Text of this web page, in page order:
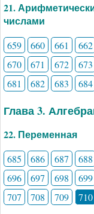
21.
числами
659 660 661 662
670
671 672 673
681
682 683 684
Глава 3.
22. Переменная
685 686 687 688
696
697 698 699
707
708 709 710